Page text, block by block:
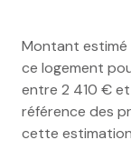
Montant estimé
ce logement
entre 2 410 € et
référence des
cette